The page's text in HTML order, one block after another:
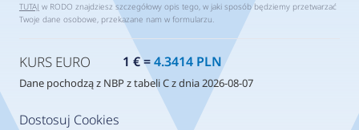
Dostosuj Cookies
TUTAJ w RODO znajdziesz szczegółowy opis tego, w jaki sposób będziemy przetwarzać
Twoje dane osobowe, przekazane nam w formularzu.
KURS EURO 1 € =4.3414 PLN
Dane pochodzą z NBP z tabeli C z dnia 2026-08-07